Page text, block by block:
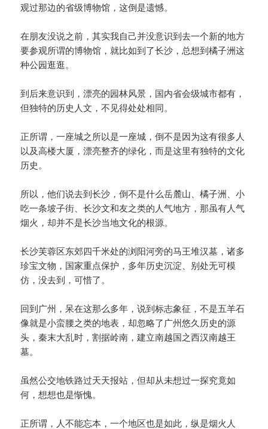
观过那边的省级博物馆，这倒是遗憾。
在朋友没说之前，其实我自己并没意识到去一个新的地方
要参观所谓的博物馆，就比如到了长沙，总想到橘子洲这
种公园逛逛。
到后来意识到，漂亮的园林风景，国内省会级城市都有，
但独特的历史人文，不见得处处相同。
正所谓，一座城之所以是一座城，倒不是因为这有很多人
以及高楼大厦，漂亮整齐的绿化，而是这里有独特的文化
历史。
所以，他们说去到长沙，倒不是什么岳麓山、橘子洲、小
吃一条坡子街、长沙文和友之类的人气地方，那虽有人气
烟火，却并不是长沙当地文化的根源。
长沙芙蓉区东郊四千米处的浏阳河旁的马王堆汉墓，诸多
珍宝文物，国家重点保护，多年历史沉淀、别处无可模
仿，没去到，可惜了。
回到广州，呆在这那么多年，说到标志象征，不是五羊石
像就是小蛮腰之类的地表，却忽略了广州悠久历史的源
头，秦末大乱时，割据岭南，建立南越国之西汉南越王
墓。
虽然公交地铁路过天天报站，但却从未想过一探究竟如
何，想想也是惭愧。
正所谓，人不能忘本，一个地区也是如此，纵是烟火人